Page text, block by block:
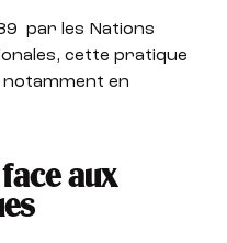
par les Nations
cette pratique
en
aux